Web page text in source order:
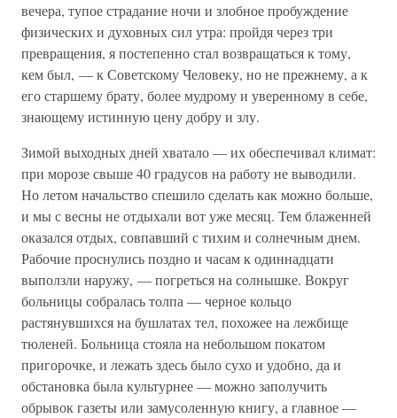
вечера, тупое страдание ночи и злобное пробуждение
физических и духовных сил утра: пройдя через три
превращения, я постепенно стал возвращаться к тому,
кем был, — к Советскому Человеку, но не прежнему, а к
его старшему брату, более мудрому и уверенному в себе,
знающему истинную цену добру и злу.
Зимой выходных дней хватало — их обеспечивал климат:
при морозе свыше 40 градусов на работу не выводили.
Но летом начальство спешило сделать как можно больше,
и мы с весны не отдыхали вот уже месяц. Тем блаженней
оказался отдых, совпавший с тихим и солнечным днем.
Рабочие проснулись поздно и часам к одиннадцати
выползли наружу, — погреться на солнышке. Вокруг
больницы собралась толпа — черное кольцо
растянувшихся на бушлатах тел, похожее на лежбище
тюленей. Больница стояла на небольшом покатом
пригорочке, и лежать здесь было сухо и удобно, да и
обстановка была культурнее — можно заполучить
обрывок газеты или замусоленную книгу, а главное —